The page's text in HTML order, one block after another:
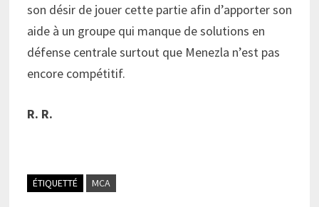
son désir de jouer cette partie afin d’apporter son
aide à un groupe qui manque de solutions en
défense centrale surtout que Menezla n’est pas
encore compétitif.
R. R.
ÉTIQUETTÉ MCA